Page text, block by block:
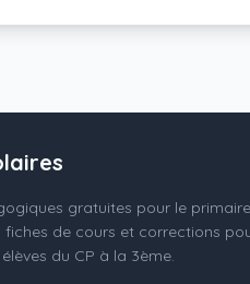
gratuites pour le
fiches de cours et corrections
du CP à la 3ème.